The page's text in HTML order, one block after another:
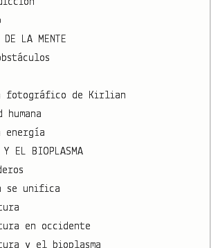
DE LA MENTE
fotográfico de Kirlian
humana
energía
Y EL BIOPLASMA
se unifica
en occidente
y el bioplasma